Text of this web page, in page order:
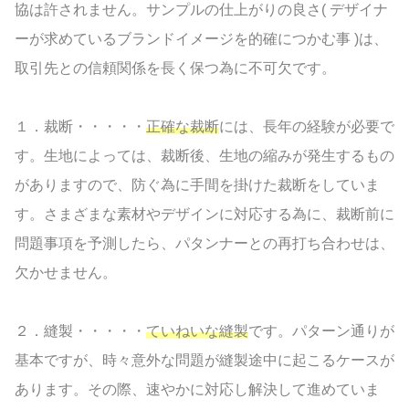
協は許されません。サンプルの仕上がりの良さ( デザイナ
ーが求めているブランドイメージを的確につかむ事 )は、
取引先との信頼関係を長く保つ為に不可欠です。
１．裁断・・・・・ 正確な裁断には、長年の経験が必要で
す。生地によっては、裁断後、生地の縮みが発生するもの
がありますので、防ぐ為に手間を掛けた裁断をしていま
す。さまざまな素材やデザインに対応する為に、裁断前に
問題事項を予測したら、パタンナーとの再打ち合わせは、
欠かせません。
２．縫製・・・・・ ていねいな縫製です。パターン通りが
基本ですが、時々意外な問題が縫製途中に起こるケースが
あります。その際、速やかに対応し解決して進めていま